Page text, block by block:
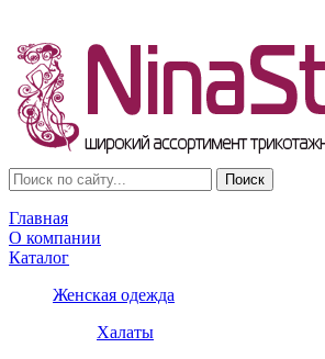
Главная
О компании
Каталог
Женская одежда
Халаты